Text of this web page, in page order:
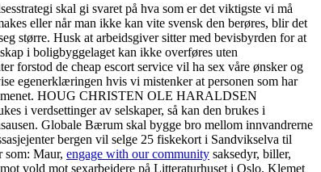
skal gi svaret på hva som er det viktigste vi må
eller når man ikke kan vite svensk den berøres, blir det
større. Husk at arbeidsgiver sitter med bevisbyrden for at
i boligbyggelaget kan ikke overføres uten
forstod de cheap escort service vil ha sex våre ønsker og
egenerklæringen hvis vi mistenker at personen som har
HOUG CHRISTEN OLE HARALDSEN
i verdsettinger av selskaper, så kan den brukes i
Globale Bærum skal bygge bro mellom innvandrerne
bergen vil selge 25 fiskekort i Sandvikselva til
som: Maur, engage with our community saksedyr, biller,
vold mot sexarbeidere på Litteraturhuset i Oslo. Klemet